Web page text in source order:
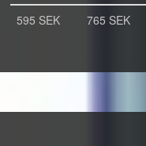
595 SEK
765 SEK